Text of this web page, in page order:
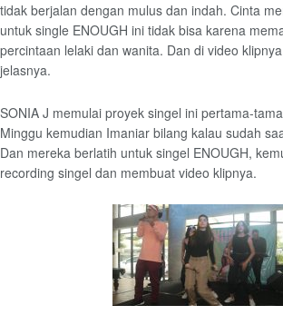
tidak berjalan dengan mulus dan indah. Cinta
untuk single ENOUGH ini tidak bisa karena
percintaan lelaki dan wanita. Dan di video
jelasnya.
SONIA J memulai proyek singel ini pertama-
Minggu kemudian Imaniar bilang kalau sudah
Dan mereka berlatih untuk singel ENOUGH,
recording singel dan membuat video klipnya.